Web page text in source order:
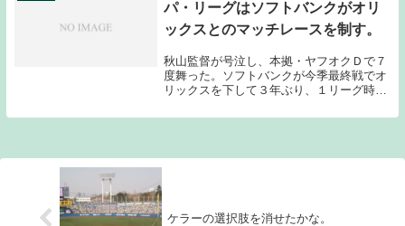
パ・リーグはソフトバンクがオリ
ックスとのマッチレースを制す。
秋山監督が号泣し、本拠・ヤフオクＤで７
度舞った。ソフトバンクが今季最終戦でオ
リックスを下して３年ぶり、１リーグ時代
度目）のリーグ優勝を決めた。同点の延長
ケラーの選択肢を消せたかな。